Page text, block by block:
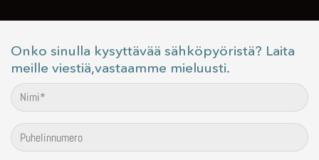
Onko sinulla kysyttävää sähköpyöristä? Laita
meille viestiä,vastaamme mieluusti.